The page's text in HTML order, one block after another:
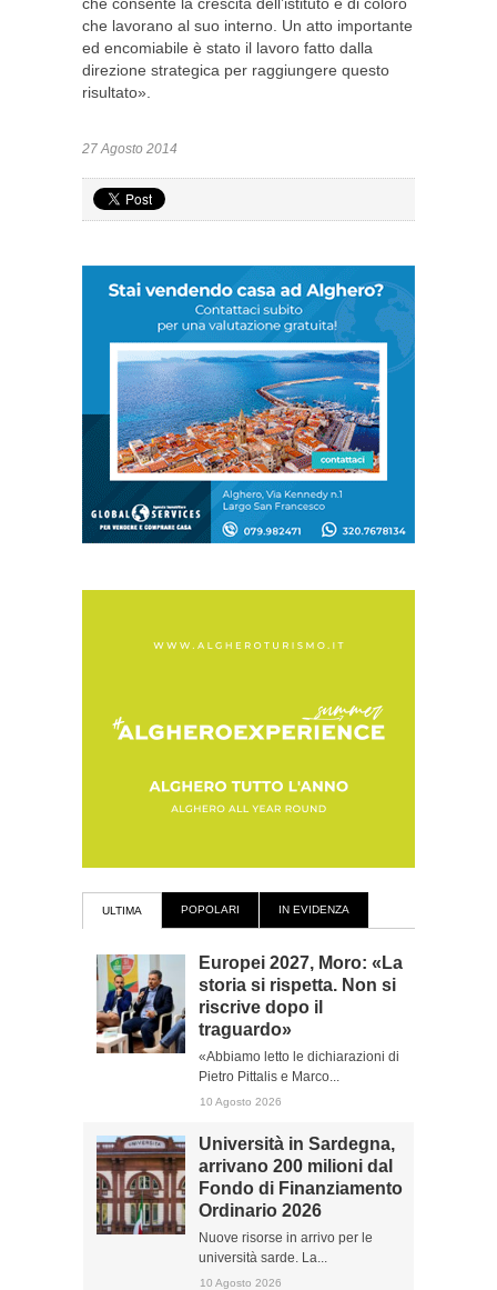
che lavorano al suo interno. Un atto importante
ed encomiabile è stato il lavoro fatto dalla
direzione strategica per raggiungere questo
risultato».
27 Agosto 2014
ULTIMA POPOLARI IN EVIDENZA
Europei 2027, Moro: «La
storia si rispetta. Non si
riscrive dopo il
traguardo»
«Abbiamo letto le dichiarazioni di
Pietro Pittalis e Marco...
10 Agosto 2026
Università in Sardegna,
arrivano 200 milioni dal
Fondo di Finanziamento
Ordinario 2026
Nuove risorse in arrivo per le
università sarde. La...
10 Agosto 2026